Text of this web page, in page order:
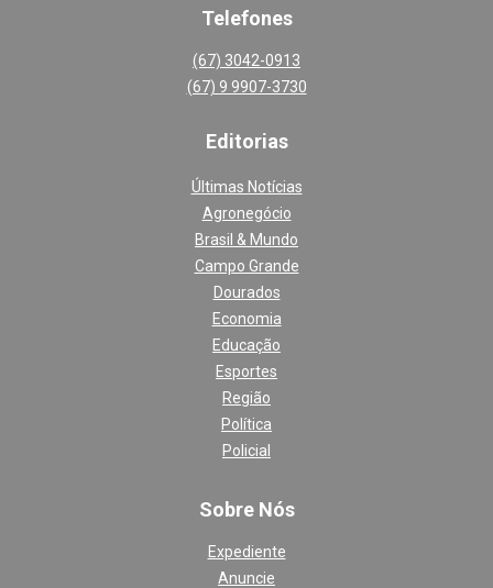
Telefones
(67) 3042-0913
(67) 9 9907-3730
Editorias
Últimas Notícias
Agronegócio
Brasil & Mundo
Campo Grande
Dourados
Economia
Educação
Esportes
Região
Política
Policial
Sobre Nós
Expediente
Anuncie